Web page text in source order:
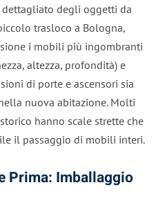
dettagliato degli oggetti da
trasloco a Bologna,
i mobili più ingombranti
altezza, profondità) e
di porte e ascensori sia
nuova abitazione. Molti
hanno scale strette che
il passaggio di mobili interi.
Prima: Imballaggio